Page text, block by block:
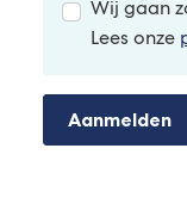
Wij gaan
Lees onze
Aanmelden